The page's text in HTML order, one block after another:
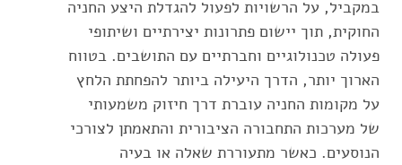
במקביל, על הרשויות לפעול להגדלת היצע החניה
החוקית, תוך יישום פתרונות יצירתיים ושיתופי
פעולה טכנולוגיים וחברתיים עם התושבים. בטווח
הארוך יותר, הדרך היעילה ביותר להפחתת הלחץ
על מקומות החניה עוברת דרך חיזוק משמעותי
של מערכות התחבורה הציבורית והתאמתן לצורכי
הנוסעים. כאשר מתעוררת שאלה או בעיה